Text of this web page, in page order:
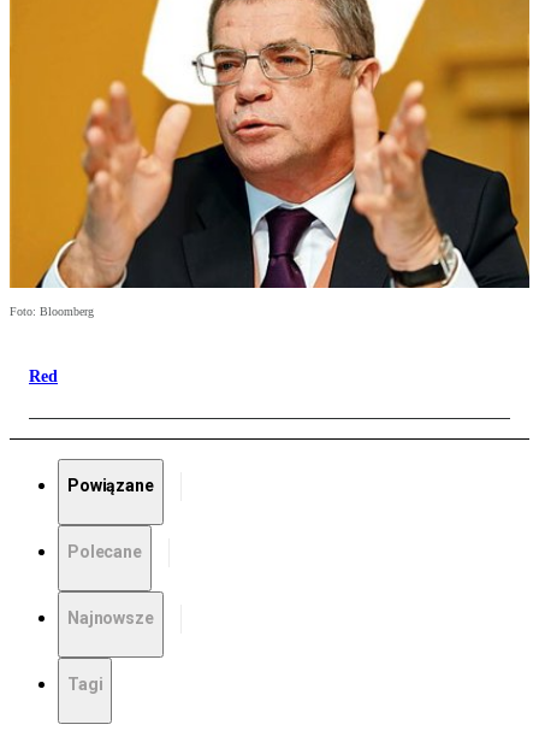
Foto: Bloomberg
Red
Powiązane
Polecane
Najnowsze
Tagi